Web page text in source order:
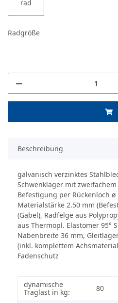
Radgröße
Beschreibung
galvanisch verzinktes
Schwenklager mit
Befestigung per Rückenloch
Materialstärke 2.50 mm
(Gabel), Radfelge aus
aus Thermopl. Elastomer 95°
Nabenbreite 36 mm,
(inkl. komplettem
Fadenschutz
dynamische
Traglast in kg:
80